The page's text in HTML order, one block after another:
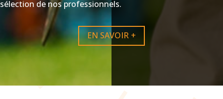
sélection de nos professionnels.
EN SAVOIR +